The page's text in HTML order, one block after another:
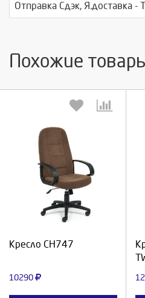
Отправка Сдэк, Я.доставка
Похожие
Кресло СН747
10290
Выберите количество: